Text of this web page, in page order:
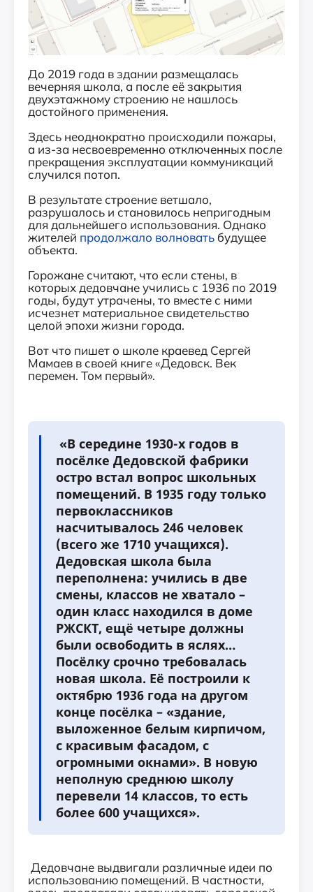
До 2019 года в здании размещалась
вечерняя школа, а после её закрытия
двухэтажному строению не нашлось
достойного применения.
Здесь неоднократно происходили пожары,
а из-за несвоевременно отключенных после
прекращения эксплуатации коммуникаций
случился потоп.
В результате строение ветшало,
разрушалось и становилось непригодным
для дальнейшего использования. Однако
жителей продолжало волновать будущее
объекта.
Горожане считают, что если стены, в
которых дедовчане учились с 1936 по 2019
годы, будут утрачены, то вместе с ними
исчезнет материальное свидетельство
целой эпохи жизни города.
Вот что пишет о школе краевед Сергей
Мамаев в своей книге «Дедовск. Век
перемен. Том первый».
«В середине 1930-х годов в
посёлке Дедовской фабрики
остро встал вопрос школьных
помещений. В 1935 году только
первоклассников
насчитывалось 246 человек
(всего же 1710 учащихся).
Дедовская школа была
переполнена: учились в две
смены, классов не хватало –
один класс находился в доме
РЖСКТ, ещё четыре должны
были освободить в яслях…
Посёлку срочно требовалась
новая школа. Её построили к
октябрю 1936 года на другом
конце посёлка – «здание,
выложенное белым кирпичом,
с красивым фасадом, с
огромными окнами». В новую
неполную среднюю школу
перевели 14 классов, то есть
более 600 учащихся».
Дедовчане выдвигали различные идеи по
использованию помещений. В частности,